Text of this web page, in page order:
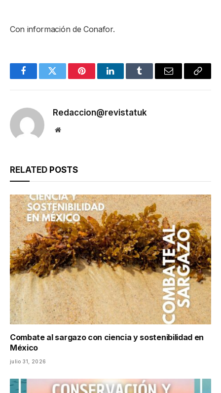
Con información de Conafor.
FacebookTwitter PinterestLinkedInTumblr Email
Copy
Redaccion@revistatuk
Website
RELATED POSTS
Combate al sargazo con ciencia y sostenibilidad en
México
julio 31, 2026